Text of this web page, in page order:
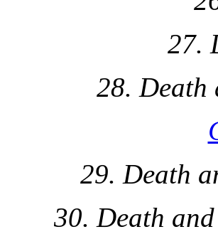
27.
28. Death
29. Death
30. Death